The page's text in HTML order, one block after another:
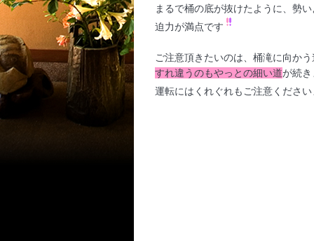
まるで桶の底が抜けたように、勢
迫力が満点です
ご注意頂きたいのは、桶滝に向か
すれ違うのもやっとの細い道が続
運転にはくれぐれもご注意ください